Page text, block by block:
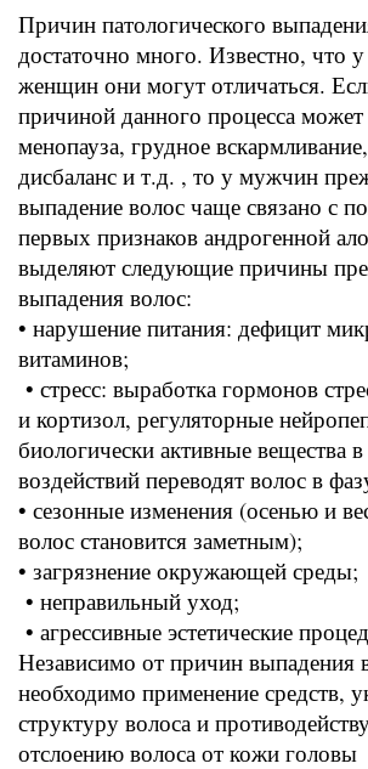
Причин патологического
достаточно много. Известно, что
женщин они могут отличаться.
причиной данного процесса может
менопауза, грудное
дисбаланс и т.д. , то у мужчин
выпадение волос чаще связано с
первых признаков андрогенной
выделяют следующие причины
выпадения волос:
• нарушение питания: дефицит
витаминов;
• стресс: выработка гормонов
и кортизол, регуляторные
биологически активные вещества
воздействий переводят волос в
• сезонные изменения (осенью и
волос становится заметным);
• загрязнение окружающей среды;
• неправильный уход;
• агрессивные эстетические
Независимо от причин выпадения
необходимо применение средств,
структуру волоса и
отслоению волоса от кожи головы